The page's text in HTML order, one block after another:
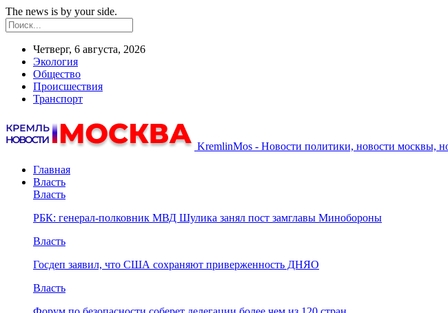
The news is by your side.
Четверг, 6 августа, 2026
Экология
Общество
Происшествия
Транспорт
KremlinMos - Новости политики, новости москвы,
Главная
Власть
Власть
РБК: генерал-полковник МВД Шулика занял пост замглавы Минобороны
Власть
Госдеп заявил, что США сохраняют приверженность ДНЯО
Власть